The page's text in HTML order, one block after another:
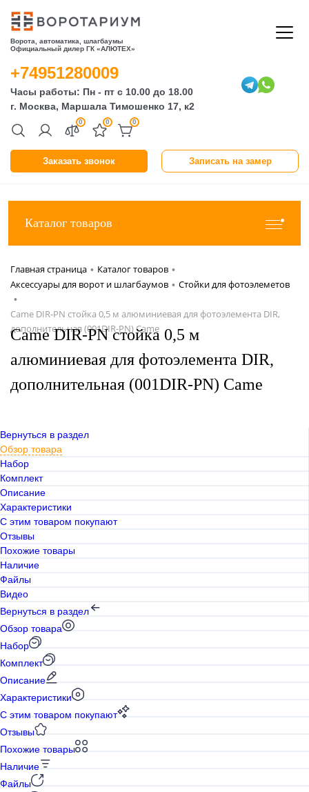
Ворота, автоматика, шлагбаумы
Официальный дилер ГК «АЛЮТЕХ»
Заказать звонок Записать на замер
0 0 0
+74951280009
Часы работы: Пн - пт с 10.00 до 18.00
г. Москва, Маршала Тимошенко 17, к2
Каталог товаров
Главная страница • Каталог товаров •
Аксессуары для ворот и шлагбаумов • Стойки для фотоэлеметов
•
Came DIR-PN стойка 0,5 м алюминиевая для фотоэлемента DIR,
дополнительная (001DIR-PN) Came
Came DIR-PN стойка 0,5 м
алюминиевая для фотоэлемента DIR,
дополнительная (001DIR-PN) Came
Вернуться в раздел
Обзор товара
Набор
Комплект
Описание
Характеристики
С этим товаром покупают
Отзывы
Похожие товары
Наличие
Файлы
Видео
Вернуться в раздел
Обзор товара
Набор
Комплект
Описание
Характеристики
С этим товаром покупают
Отзывы
Похожие товары
Наличие
Файлы